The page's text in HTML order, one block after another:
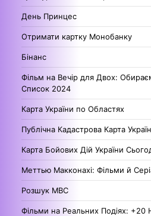
День Принцес
Отримати картку Монобанку
Бінанс
Фільм на Вечір для Двох:
Список 2024
Карта України по Областях
Публічна Кадастрова Карта
Карта Бойових Дій України
Меттью Макконахі: Фільми й
Розшук МВС
Фільми на Реальних Подіях: +20